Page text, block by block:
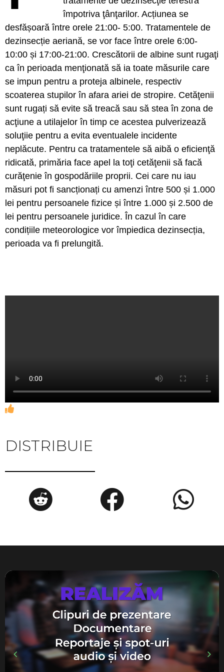
împotriva ţânţarilor. Acțiunea se
desfășoară între orele 21:00- 5:00. Tratamentele de
dezinsecție aeriană, se vor face între orele 6:00-
10:00 și 17:00-21:00. Crescătorii de albine sunt rugaţi
ca în perioada menţionată să ia toate măsurile care
se impun pentru a proteja albinele, respectiv
scoaterea stupilor în afara ariei de stropire. Cetăţenii
sunt rugați să evite să treacă sau să stea în zona de
acţiune a utilajelor în timp ce acestea pulverizează
soluţiie pentru a evita eventualele incidente
neplăcute. Pentru ca tratamentele să aibă o eficienţă
ridicată, primăria face apel la toţi cetăţenii să facă
curăţenie în gospodăriile proprii. Cei care nu iau
măsuri pot fi sancționați cu amenzi între 500 și 1.000
lei pentru persoanele fizice și între 1.000 și 2.500 de
lei pentru persoanele juridice. În cazul în care
condițiile meteorologice vor împiedica dezinsecția,
perioada va fi prelungită.
DISTRIBUIE